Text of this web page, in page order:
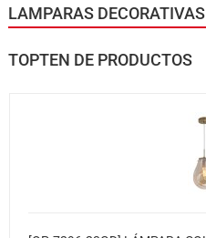
LAMPARAS DECORATIVAS
TOPTEN DE PRODUCTOS